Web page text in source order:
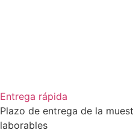
Entrega rápida
Plazo de entrega de la
laborables